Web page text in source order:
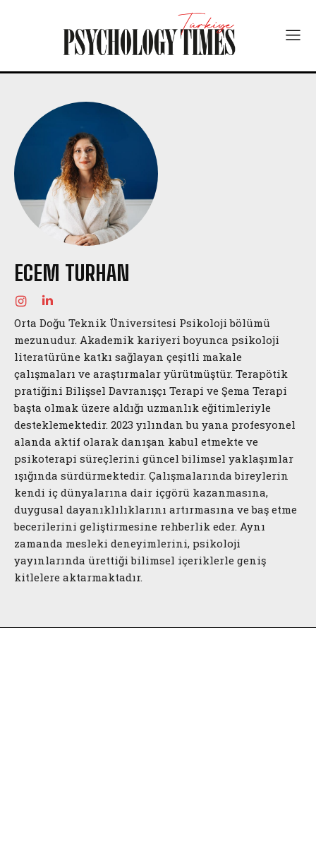
ECEM TURHAN
Orta Doğu Teknik Üniversitesi Psikoloji bölümü
mezunudur. Akademik kariyeri boyunca psikoloji
literatürüne katkı sağlayan çeşitli makale
çalışmaları ve araştırmalar yürütmüştür. Terapötik
pratiğini Bilişsel Davranışçı Terapi ve Şema Terapi
başta olmak üzere aldığı uzmanlık eğitimleriyle
desteklemektedir. 2023 yılından bu yana profesyonel
alanda aktif olarak danışan kabul etmekte ve
psikoterapi süreçlerini güncel bilimsel yaklaşımlar
ışığında sürdürmektedir. Çalışmalarında bireylerin
kendi iç dünyalarına dair içgörü kazanmasına,
duygusal dayanıklılıklarını artırmasına ve baş etme
becerilerini geliştirmesine rehberlik eder. Aynı
zamanda mesleki deneyimlerini, psikoloji
yayınlarında ürettiği bilimsel içeriklerle geniş
kitlelere aktarmaktadır.